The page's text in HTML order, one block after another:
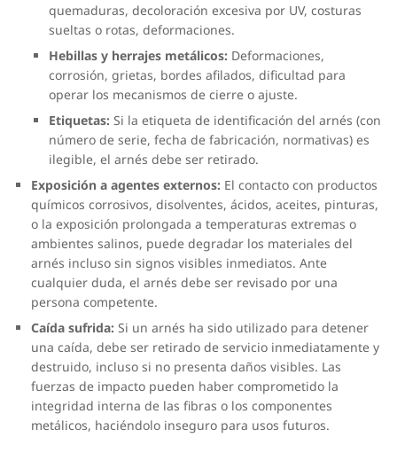
quemaduras, decoloración excesiva por UV, costuras
sueltas o rotas, deformaciones.
Hebillas y herrajes metálicos: Deformaciones,
corrosión, grietas, bordes afilados, dificultad para
operar los mecanismos de cierre o ajuste.
Etiquetas: Si la etiqueta de identificación del arnés (con
número de serie, fecha de fabricación, normativas) es
ilegible, el arnés debe ser retirado.
Exposición a agentes externos: El contacto con productos
químicos corrosivos, disolventes, ácidos, aceites, pinturas,
o la exposición prolongada a temperaturas extremas o
ambientes salinos, puede degradar los materiales del
arnés incluso sin signos visibles inmediatos. Ante
cualquier duda, el arnés debe ser revisado por una
persona competente.
Caída sufrida: Si un arnés ha sido utilizado para detener
una caída, debe ser retirado de servicio inmediatamente y
destruido, incluso si no presenta daños visibles. Las
fuerzas de impacto pueden haber comprometido la
integridad interna de las fibras o los componentes
metálicos, haciéndolo inseguro para usos futuros.